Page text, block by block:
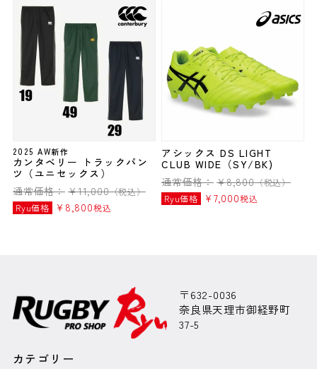
2025 AW新作
カンタベリー トラックパン
ツ（ユニセックス）
通常価格： ¥11,000（税込）
Ryu価格
¥ 8,800税込
アシックス DS LIGHT
CLUB WIDE（SY/BK)
通常価格： ¥8,800（税込）
Ryu価格
¥ 7,000税込
〒632-0036
奈良県天理市御経野町
37-5
カテゴリー